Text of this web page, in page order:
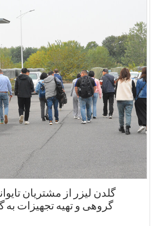
گلدن لیزر از مشتریان
گروهی و تهیه تجهیزات به